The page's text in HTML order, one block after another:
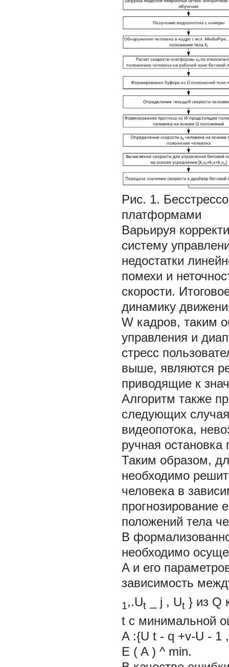
Рис. 1.
платформами
Варьируя
систему
недостатки
помехи и
скорости.
динамику
W кадров, таким
управления и
стресс
выше, являются
приводящие к
Алгоритм также
следующих
видеопотока,
ручная
Таким образом,
необходимо
человека в
прогнозирование
положений тела
В
необходимо
A и его
зависимость
1,.Ut j , Ut } из Q
t с минимальной
A :{U t - q +v-U - 1 ,
E ( A ) ^ min.